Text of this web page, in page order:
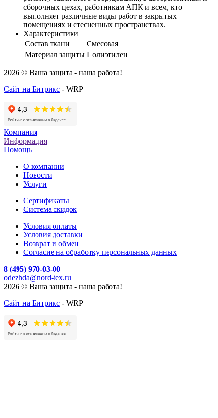
сборочных цехах, работникам АПК и всем, кто
выполняет различные виды работ в закрытых
помещениях и стесненных пространствах.
Характеристики
Состав ткани
Смесовая
Материал защиты Полиэтилен
2026 © Ваша защита - наша работа!
Сайт на Битрикс - WRP
Компания
Информация
Помощь
О компании
Новости
Услуги
Cертификаты
Система скидок
Условия оплаты
Условия доставки
Возврат и обмен
Согласие на обработку персональных данных
8 (495) 970-03-00
odezhda@nord-tex.ru
2026 © Ваша защита - наша работа!
Сайт на Битрикс - WRP